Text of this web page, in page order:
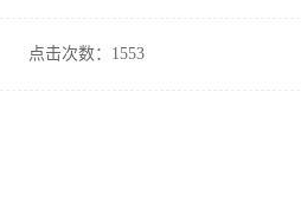
点击次数：1553